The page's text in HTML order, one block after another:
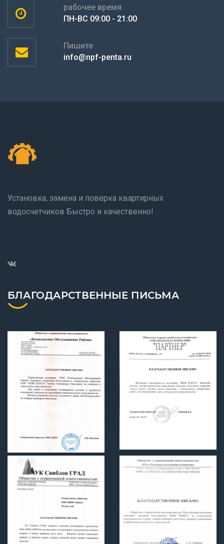
рабочее время
ПН-ВС 09:00 - 21:00
Пишите
info@npf-penta.ru
Установка, замена и поверка квартирных
водосчетчиков Быстро и качественно!
БЛАГОДАРСТВЕННЫЕ ПИСЬМА